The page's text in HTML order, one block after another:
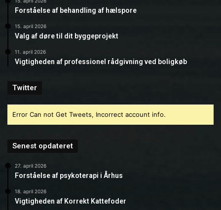
Forståelse af behandling af hælspore
15. april 2026
Valg af døre til dit byggeprojekt
11. april 2026
Vigtigheden af professionel rådgivning ved boligkøb
Twitter
Error Can not Get Tweets, Incorrect account info.
Senest opdateret
27. april 2026
Forståelse af psykoterapi i Århus
18. april 2026
Vigtigheden af Korrekt Kattefoder